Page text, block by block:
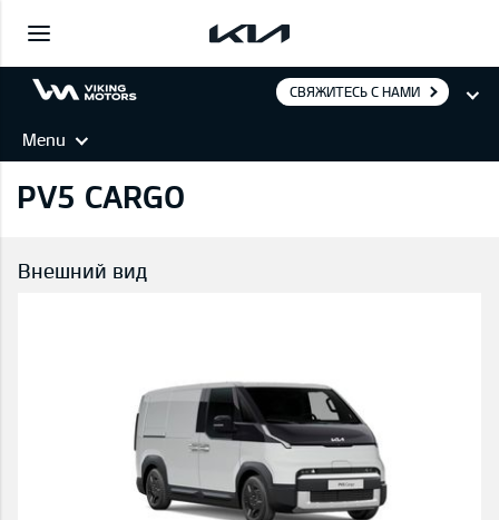
СВЯЖИТЕСЬ С НАМИ
Menu
PV5 CARGO
Внешний вид